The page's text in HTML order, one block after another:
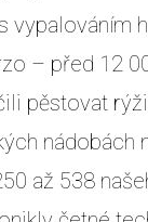
vypalováním
– před 12
pěstovat
nádobách
až 538